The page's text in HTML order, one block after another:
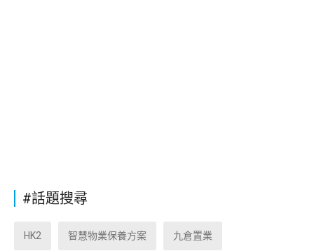
#話題搜尋
HK2 智慧物業保養方案 九倉置業